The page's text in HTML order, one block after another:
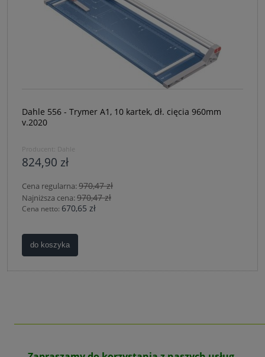
Dahle 556 - Trymer A1, 10 kartek, dł. cięcia 960mm
v.2020
Producent: Dahle
824,90 zł
Cena regularna:970,47 zł
Najniższa cena:970,47 zł
Cena netto: 670,65 zł
do koszyka